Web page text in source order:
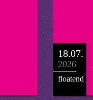
18.07.
2026
floatend